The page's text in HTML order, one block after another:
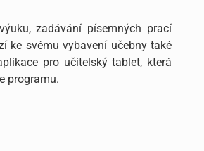
zadávání písemných prací
ke svému vybavení učebny také
pro učitelský tablet, která
programu.